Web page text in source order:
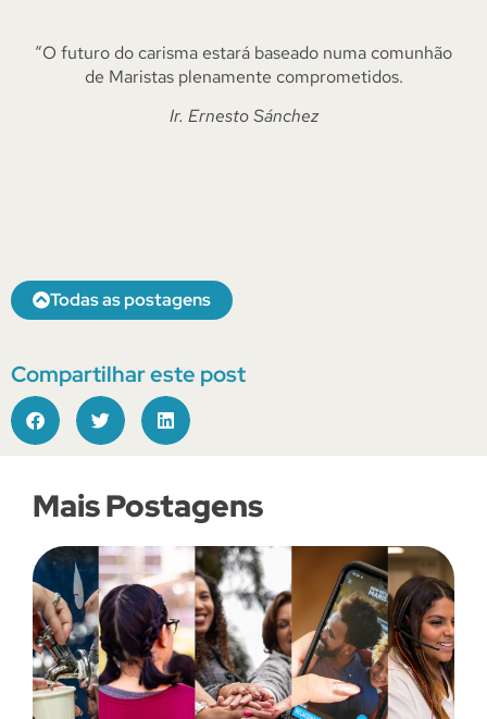
“O futuro do carisma estará baseado numa comunhão
de Maristas plenamente comprometidos.
Ir. Ernesto Sánchez
Todas as postagens
Compartilhar este post
Mais Postagens